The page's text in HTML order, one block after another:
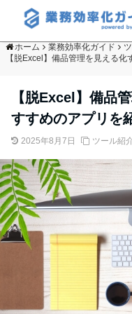
ホーム 業務効率化ガイド
【脱Excel】備品管理を見える
【脱Excel】備品
すすめのアプリを
2025年8月7日 ツール紹